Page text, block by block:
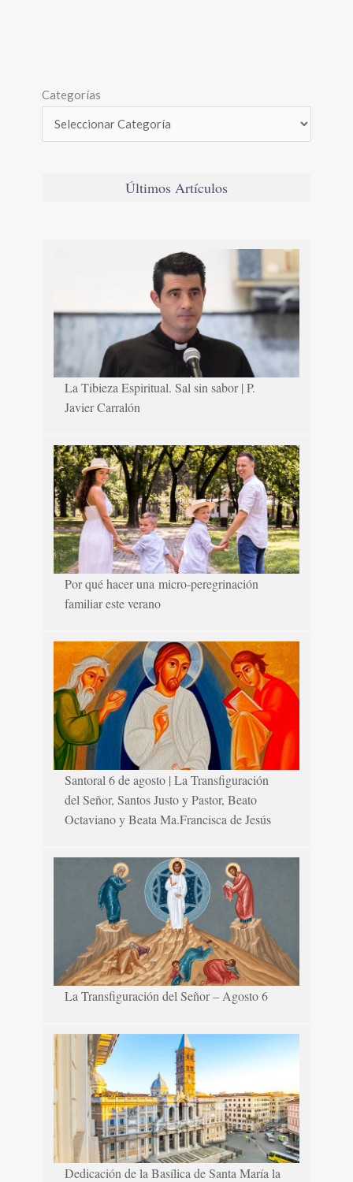
Categorías
Últimos Artículos
La Tibieza Espiritual. Sal sin sabor | P.
Javier Carralón
Por qué hacer una micro-peregrinación
familiar este verano
Santoral 6 de agosto | La Transfiguración
del Señor, Santos Justo y Pastor, Beato
Octaviano y Beata Ma.Francisca de Jesús
La Transfiguración del Señor – Agosto 6
Dedicación de la Basílica de Santa María la